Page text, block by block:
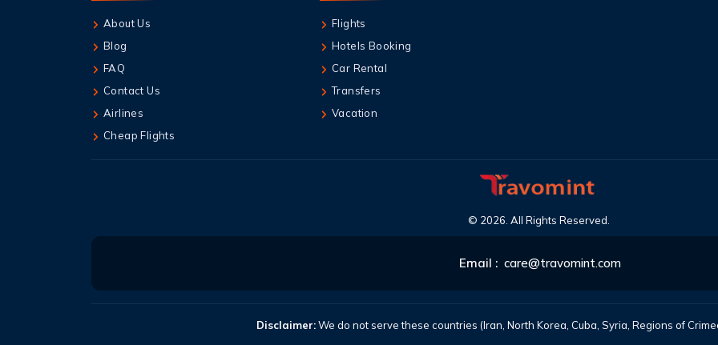
About Us
Blog
FAQ
Contact Us
Airlines
Cheap Flights
Flights
Hotels Booking
Car Rental
Transfers
Vacation
© 2026 . All Rights Reserved.
Email : care@travomint.com
Disclaimer:We do not serve these countries (Iran, North Korea, Cuba, Syria, Regions of